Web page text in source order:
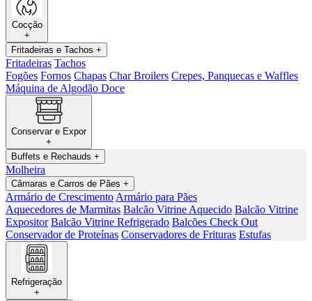
Cocção
+
Fritadeiras e Tachos +
Fritadeiras Tachos
Fogões Fornos Chapas Char Broilers Crepes, Panquecas e Waffles
Máquina de Algodão Doce
Conservar e Expor
+
Buffets e Rechauds +
Molheira
Câmaras e Carros de Pães +
Armário de Crescimento Armário para Pães
Aquecedores de Marmitas Balcão Vitrine Aquecido Balcão Vitrine
Expositor Balcão Vitrine Refrigerado Balcões Check Out
Conservador de Proteínas Conservadores de Frituras Estufas
Refrigeração
+